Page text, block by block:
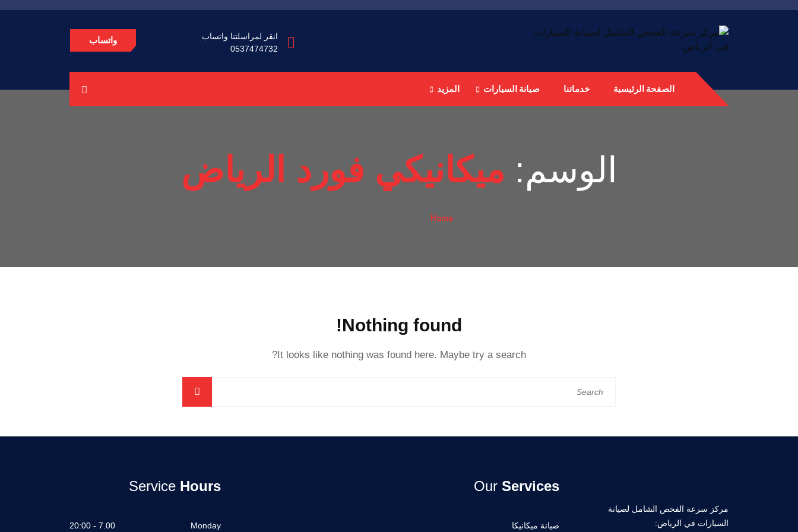
انقر لمراسلتنا واتساب
0537474732
واتساب
الصفحة الرئيسية خدماتنا صيانة السيارات المزيد
الوسم: ميكانيكي فورد الرياض
Home
Nothing found!
It looks like nothing was found here. Maybe try a search?
مركز سرعة الفحص الشامل لصيانة
السيارات في الرياض:
Our Services
صيانة ميكانيكا
Service Hours
Monday
7.00 - 20:00